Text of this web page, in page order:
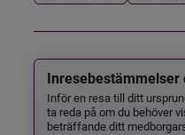
Inför en resa till ditt
ta reda på om du behöver
beträffande ditt